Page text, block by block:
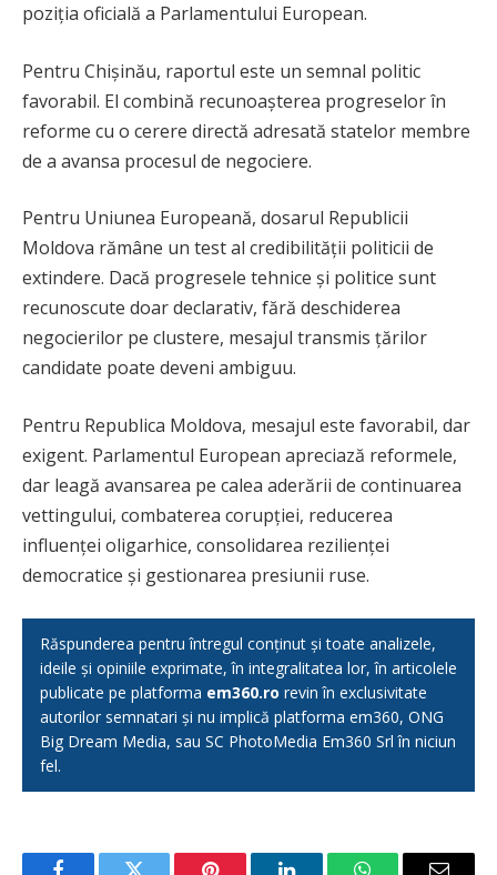
poziția oficială a Parlamentului European.
Pentru Chișinău, raportul este un semnal politic
favorabil. El combină recunoașterea progreselor în
reforme cu o cerere directă adresată statelor membre
de a avansa procesul de negociere.
Pentru Uniunea Europeană, dosarul Republicii
Moldova rămâne un test al credibilității politicii de
extindere. Dacă progresele tehnice și politice sunt
recunoscute doar declarativ, fără deschiderea
negocierilor pe clustere, mesajul transmis țărilor
candidate poate deveni ambiguu.
Pentru Republica Moldova, mesajul este favorabil, dar
exigent. Parlamentul European apreciază reformele,
dar leagă avansarea pe calea aderării de continuarea
vettingului, combaterea corupției, reducerea
influenței oligarhice, consolidarea rezilienței
democratice și gestionarea presiunii ruse.
Răspunderea pentru întregul conținut și toate analizele,
ideile și opiniile exprimate, în integralitatea lor, în articolele
publicate pe platforma em360.ro revin în exclusivitate
autorilor semnatari și nu implică platforma em360, ONG
Big Dream Media, sau SC PhotoMedia Em360 Srl în niciun
fel.